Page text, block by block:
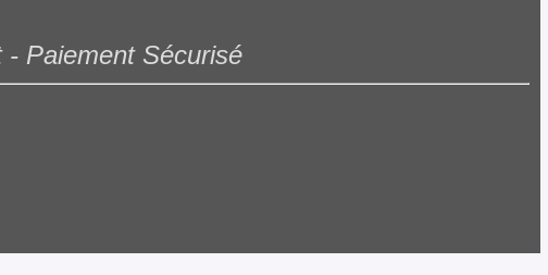
Paiement Sécurisé